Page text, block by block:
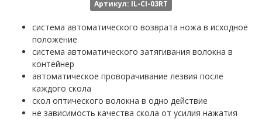
Артикул: IL-CI-03RT
система автоматического возврата ножа в исходное
положение
система автоматического затягивания волокна в
контейнер
автоматическое проворачивание лезвия после
каждого скола
скол оптического волокна в одно действие
не зависимость качества скола от усилия нажатия